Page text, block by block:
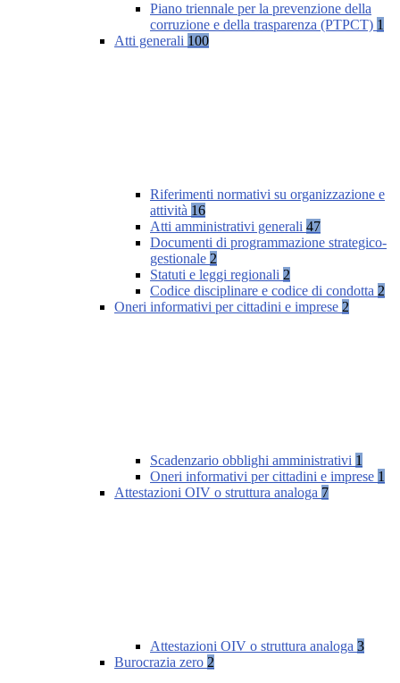
Piano triennale per la prevenzione della
corruzione e della trasparenza (PTPCT) 1
Atti generali 100
Riferimenti normativi su organizzazione e
attività 16
Atti amministrativi generali 47
Documenti di programmazione strategico-
gestionale 2
Statuti e leggi regionali 2
Codice disciplinare e codice di condotta 2
Oneri informativi per cittadini e imprese 2
Scadenzario obblighi amministrativi 1
Oneri informativi per cittadini e imprese 1
Attestazioni OIV o struttura analoga 7
Attestazioni OIV o struttura analoga 3
Burocrazia zero 2